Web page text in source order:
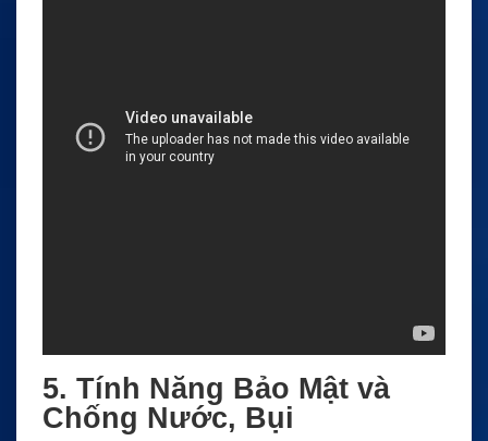
5. Tính Năng Bảo Mật và
Chống Nước, Bụi